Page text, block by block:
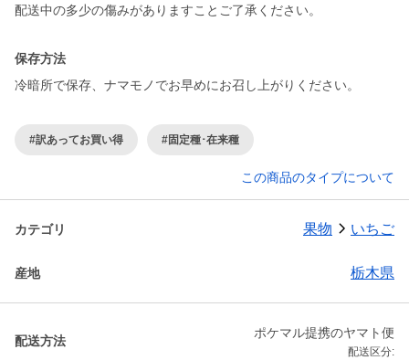
配送中の多少の傷みがありますことご了承ください。
保存方法
冷暗所で保存、ナマモノでお早めにお召し上がりください。
#訳あってお買い得 #固定種･在来種
この商品のタイプについて
カテゴリ 果物 いちご
産地 栃木県
配送方法
ポケマル提携のヤマト便
配送区分: